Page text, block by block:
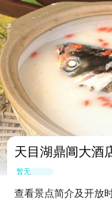
天目湖鼎阊大酒
暂无点评
查看景点简介及开放
